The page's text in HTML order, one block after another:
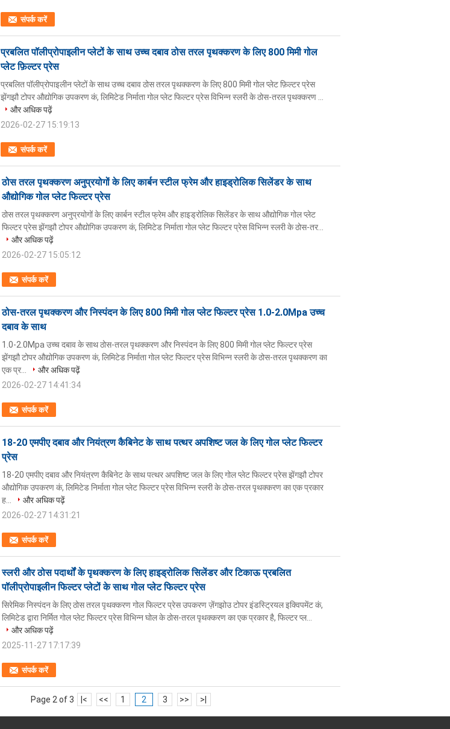
संपर्क करें
प्रबलित पॉलीप्रोपाइलीन प्लेटों के साथ उच्च दबाव ठोस तरल पृथक्करण के लिए 800 मिमी गोल
प्लेट फ़िल्टर प्रेस
संपर्क करें
प्रबलित पॉलीप्रोपाइलीन प्लेटों के साथ उच्च दबाव ठोस तरल पृथक्करण के लिए 800 मिमी गोल प्लेट फ़िल्टर प्रेस
झेंगझौ टोपर औद्योगिक उपकरण कं, लिमिटेड निर्माता गोल प्लेट फिल्टर प्रेस विभिन्न स्लरी के ठोस-तरल पृथक्करण ...
और अधिक पढ़ें
2026-02-27 15:19:13
ठोस तरल पृथक्करण अनुप्रयोगों के लिए कार्बन स्टील फ्रेम और हाइड्रोलिक सिलेंडर के साथ
औद्योगिक गोल प्लेट फिल्टर प्रेस
संपर्क करें
ठोस तरल पृथक्करण अनुप्रयोगों के लिए कार्बन स्टील फ्रेम और हाइड्रोलिक सिलेंडर के साथ औद्योगिक गोल प्लेट
फिल्टर प्रेस झेंगझौ टोपर औद्योगिक उपकरण कं, लिमिटेड निर्माता गोल प्लेट फिल्टर प्रेस विभिन्न स्लरी के ठोस-तर...
और अधिक पढ़ें
2026-02-27 15:05:12
ठोस-तरल पृथक्करण और निस्पंदन के लिए 800 मिमी गोल प्लेट फिल्टर प्रेस 1.0-2.0Mpa उच्च
दबाव के साथ
संपर्क करें
1.0-2.0Mpa उच्च दबाव के साथ ठोस-तरल पृथक्करण और निस्पंदन के लिए 800 मिमी गोल प्लेट फिल्टर प्रेस
झेंगझौ टोपर औद्योगिक उपकरण कं, लिमिटेड निर्माता गोल प्लेट फिल्टर प्रेस विभिन्न स्लरी के ठोस-तरल पृथक्करण का
एक प्र...
और अधिक पढ़ें
2026-02-27 14:41:34
18-20 एमपीए दबाव और नियंत्रण कैबिनेट के साथ पत्थर अपशिष्ट जल के लिए गोल प्लेट फिल्टर
प्रेस
संपर्क करें
18-20 एमपीए दबाव और नियंत्रण कैबिनेट के साथ पत्थर अपशिष्ट जल के लिए गोल प्लेट फिल्टर प्रेस झेंगझौ टोपर
औद्योगिक उपकरण कं, लिमिटेड निर्माता गोल प्लेट फिल्टर प्रेस विभिन्न स्लरी के ठोस-तरल पृथक्करण का एक प्रकार
ह...
और अधिक पढ़ें
2026-02-27 14:31:21
स्लरी और ठोस पदार्थों के पृथक्करण के लिए हाइड्रोलिक सिलेंडर और टिकाऊ प्रबलित
पॉलीप्रोपाइलीन फिल्टर प्लेटों के साथ गोल प्लेट फिल्टर प्रेस
संपर्क करें
सिरेमिक निस्पंदन के लिए ठोस तरल पृथक्करण गोल फिल्टर प्रेस उपकरण ज़ेंगझोउ टोपर इंडस्ट्रियल इक्विपमेंट कं,
लिमिटेड द्वारा निर्मित गोल प्लेट फिल्टर प्रेस विभिन्न घोल के ठोस-तरल पृथक्करण का एक प्रकार है, फिल्टर प्ल...
और अधिक पढ़ें
2025-11-27 17:17:39
Page 2 of 3 |< << 1 2 3 >> >|